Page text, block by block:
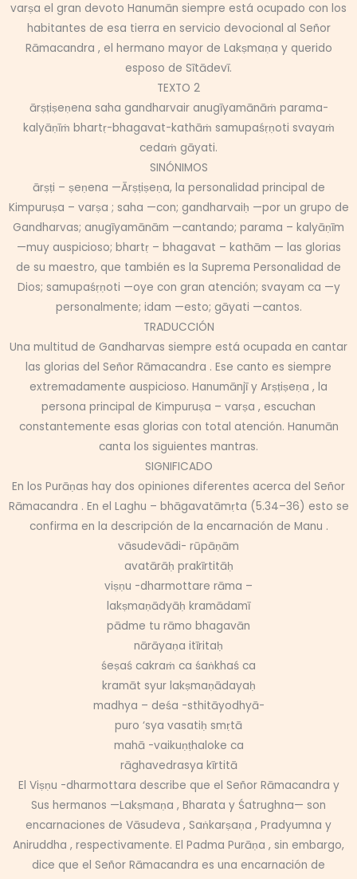
varṣa el gran devoto Hanumān siempre está ocupado con los
habitantes de esa tierra en servicio devocional al Señor
Rāmacandra , el hermano mayor de Lakṣmaṇa y querido
esposo de Sītādevī.
TEXTO 2
ārṣṭiṣeṇena saha gandharvair anugīyamānāṁ parama-
kalyāṇīṁ bhartṛ-bhagavat-kathāṁ samupaśṛṇoti svayaṁ
cedaṁ gāyati.
SINÓNIMOS
ārṣṭi – ṣeṇena —Ārṣṭiṣeṇa, la personalidad principal de
Kimpuruṣa – varṣa ; saha —con; gandharvaiḥ —por un grupo de
Gandharvas; anugīyamānām —cantando; parama – kalyāṇīm
—muy auspicioso; bhartṛ – bhagavat – kathām — las glorias
de su maestro, que también es la Suprema Personalidad de
Dios; samupaśṛṇoti —oye con gran atención; svayam ca —y
personalmente; idam —esto; gāyati —cantos.
TRADUCCIÓN
Una multitud de Gandharvas siempre está ocupada en cantar
las glorias del Señor Rāmacandra . Ese canto es siempre
extremadamente auspicioso. Hanumānjī y Arṣṭiṣeṇa , la
persona principal de Kimpuruṣa – varṣa , escuchan
constantemente esas glorias con total atención. Hanumān
canta los siguientes mantras.
SIGNIFICADO
En los Purāṇas hay dos opiniones diferentes acerca del Señor
Rāmacandra . En el Laghu – bhāgavatāmṛta (5.34–36) esto se
confirma en la descripción de la encarnación de Manu .
vāsudevādi- rūpāṇām
avatārāḥ prakīrtitāḥ
viṣṇu -dharmottare rāma –
lakṣmaṇādyāḥ kramādamī
pādme tu rāmo bhagavān
nārāyaṇa itīritaḥ
śeṣaś cakraṁ ca śaṅkhaś ca
kramāt syur lakṣmaṇādayaḥ
madhya – deśa -sthitāyodhyā-
puro ‘sya vasatiḥ smṛtā
mahā -vaikuṇṭhaloke ca
rāghavedrasya kīrtitā
El Viṣṇu -dharmottara describe que el Señor Rāmacandra y
Sus hermanos —Lakṣmaṇa , Bharata y Śatrughna— son
encarnaciones de Vāsudeva , Saṅkarṣaṇa , Pradyumna y
Aniruddha , respectivamente. El Padma Purāṇa , sin embargo,
dice que el Señor Rāmacandra es una encarnación de